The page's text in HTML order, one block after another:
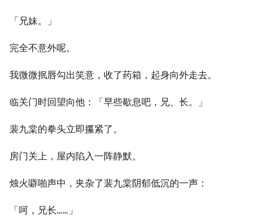
「兄妹。」
完全不意外呢。
我微微抿唇勾出笑意，收了药箱，起身向外走去。
临关门时回望向他：「早些歇息吧，兄、长。」
裴九棠的拳头立即攥紧了。
房门关上，屋内陷入一阵静默。
烛火噼啪声中，夹杂了裴九棠阴郁低沉的一声：
「呵，兄长……」